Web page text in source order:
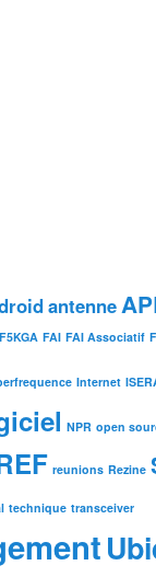
antenne
F5KGA FAI FAI Associatif
Internet
NPR open
reunions Rezine
technique transceiver